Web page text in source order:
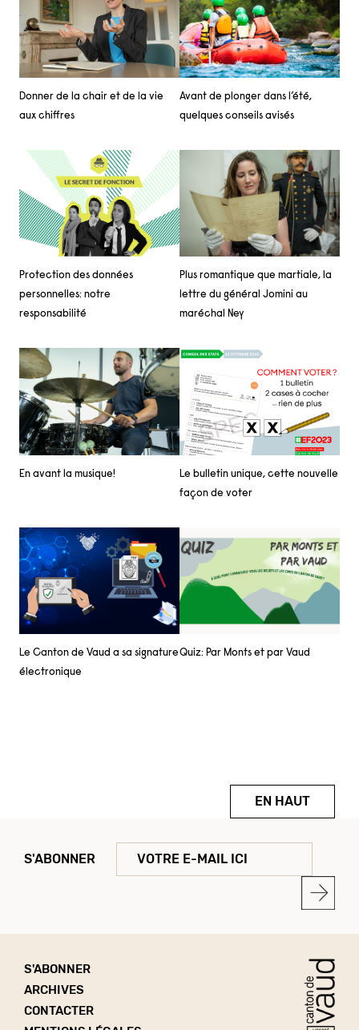
Donner de la chair et de la vie
aux chiffres
Avant de plonger dans l’été,
quelques conseils avisés
Protection des données
personnelles: notre
responsabilité
Plus romantique que martiale, la
lettre du général Jomini au
maréchal Ney
En avant la musique!
Le bulletin unique, cette nouvelle
façon de voter
Le Canton de Vaud a sa signature
électronique
Quiz: Par Monts et par Vaud
S'ABONNER
EN HAUT
S'ABONNER
ARCHIVES
CONTACTER